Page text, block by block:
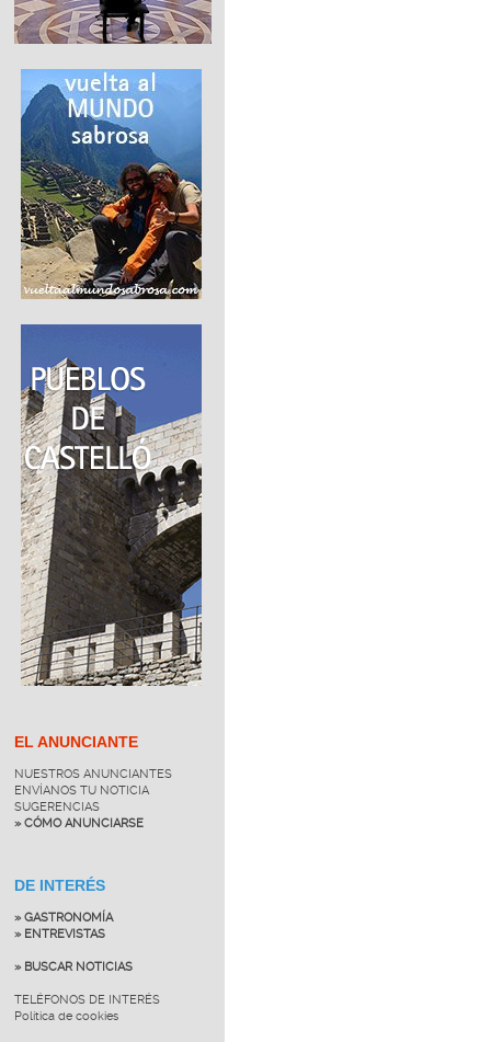
EL ANUNCIANTE
NUESTROS ANUNCIANTES
ENVÍANOS TU NOTICIA
SUGERENCIAS
» CÓMO ANUNCIARSE
DE INTERÉS
» GASTRONOMÍA
» ENTREVISTAS
» BUSCAR NOTICIAS
TELÉFONOS DE INTERÉS
Política de cookies